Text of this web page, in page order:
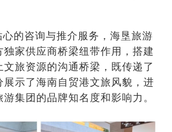
的咨询与推介服务，海垦旅游
独家供应商桥梁纽带作用，搭建
文旅资源的沟通桥梁，既传递了
展示了海南自贸港文旅风貌，进
集团的品牌知名度和影响力。